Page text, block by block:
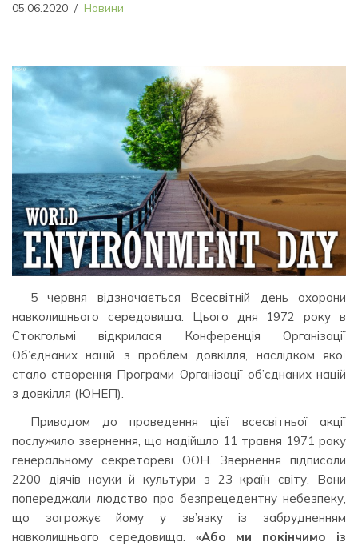
05.06.2020 Новини
5 червня відзначається Всесвітній день охорони
навколишнього середовища. Цього дня 1972 року в
Стокгольмі відкрилася Конференція Організації
Об’єднаних націй з проблем довкілля, наслідком якої
стало створення Програми Організації об’єднаних націй
з довкілля (ЮНЕП).
Приводом до проведення цієї всесвітньої акції
послужило звернення, що надійшло 11 травня 1971 року
генеральному секретареві ООН. Звернення підписали
2200 діячів науки й культури з 23 країн світу. Вони
попереджали людство про безпрецедентну небезпеку,
що загрожує йому у зв’язку із забрудненням
навколишнього середовища. «Або ми покінчимо із